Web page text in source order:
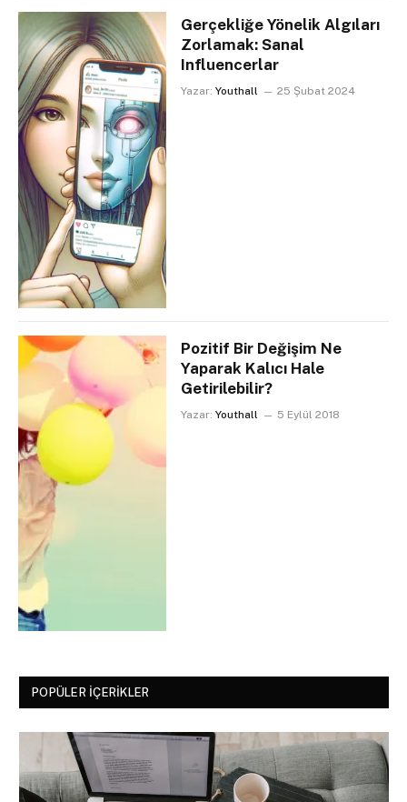
Gerçekliğe Yönelik Algıları
Zorlamak: Sanal
Influencerlar
Yazar: Youthall 25 Şubat 2024
Pozitif Bir Değişim Ne
Yaparak Kalıcı Hale
Getirilebilir?
Yazar: Youthall 5 Eylül 2018
POPÜLER İÇERIKLER